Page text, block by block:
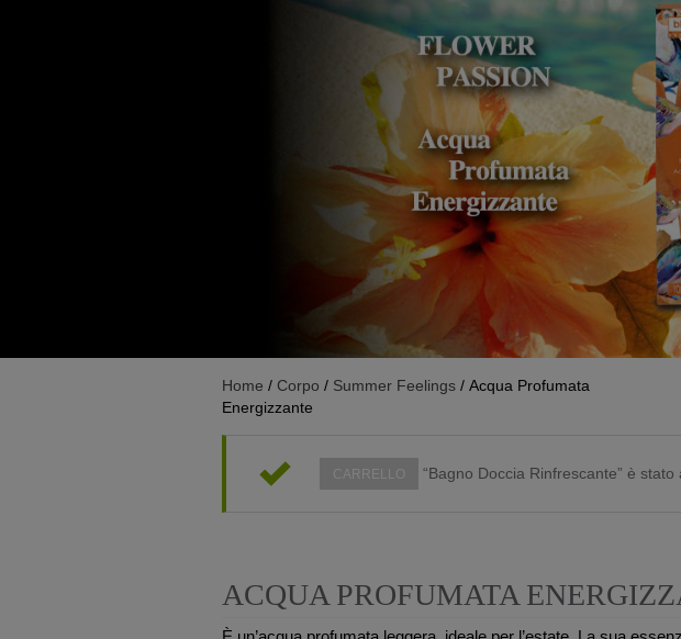
Home / Corpo / Summer Feelings / Acqua Profumata
Energizzante
CARRELLO “Bagno Doccia Rinfrescante” è stato
ACQUA PROFUMATA